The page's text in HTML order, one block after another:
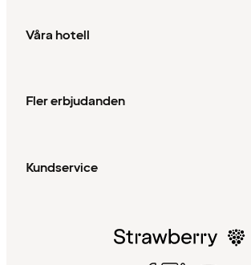
Våra hotell
Fler erbjudanden
Kundservice